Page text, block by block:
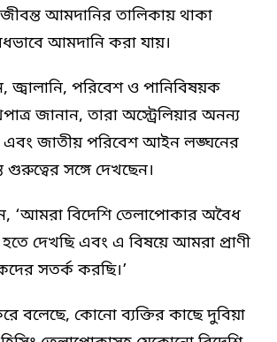
আমদানির তালিকায় থাকা
আমদানি করা যায়।
জ্বালানি, পরিবেশ ও পানিবিষয়ক
জানান, তারা অস্ট্রেলিয়ার অনন্য
এবং জাতীয় পরিবেশ আইন লঙ্ঘনের
সঙ্গে দেখছেন।
‘আমরা বিদেশি তেলাপোকার অবৈধ
দেখছি এবং এ বিষয়ে আমরা প্রাণী
সতর্ক করছি।’
বলেছে, কোনো ব্যক্তির কাছে দুবিয়া